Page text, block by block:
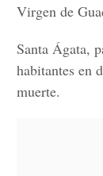
Virgen de
Santa Ágata,
habitantes en
muerte.